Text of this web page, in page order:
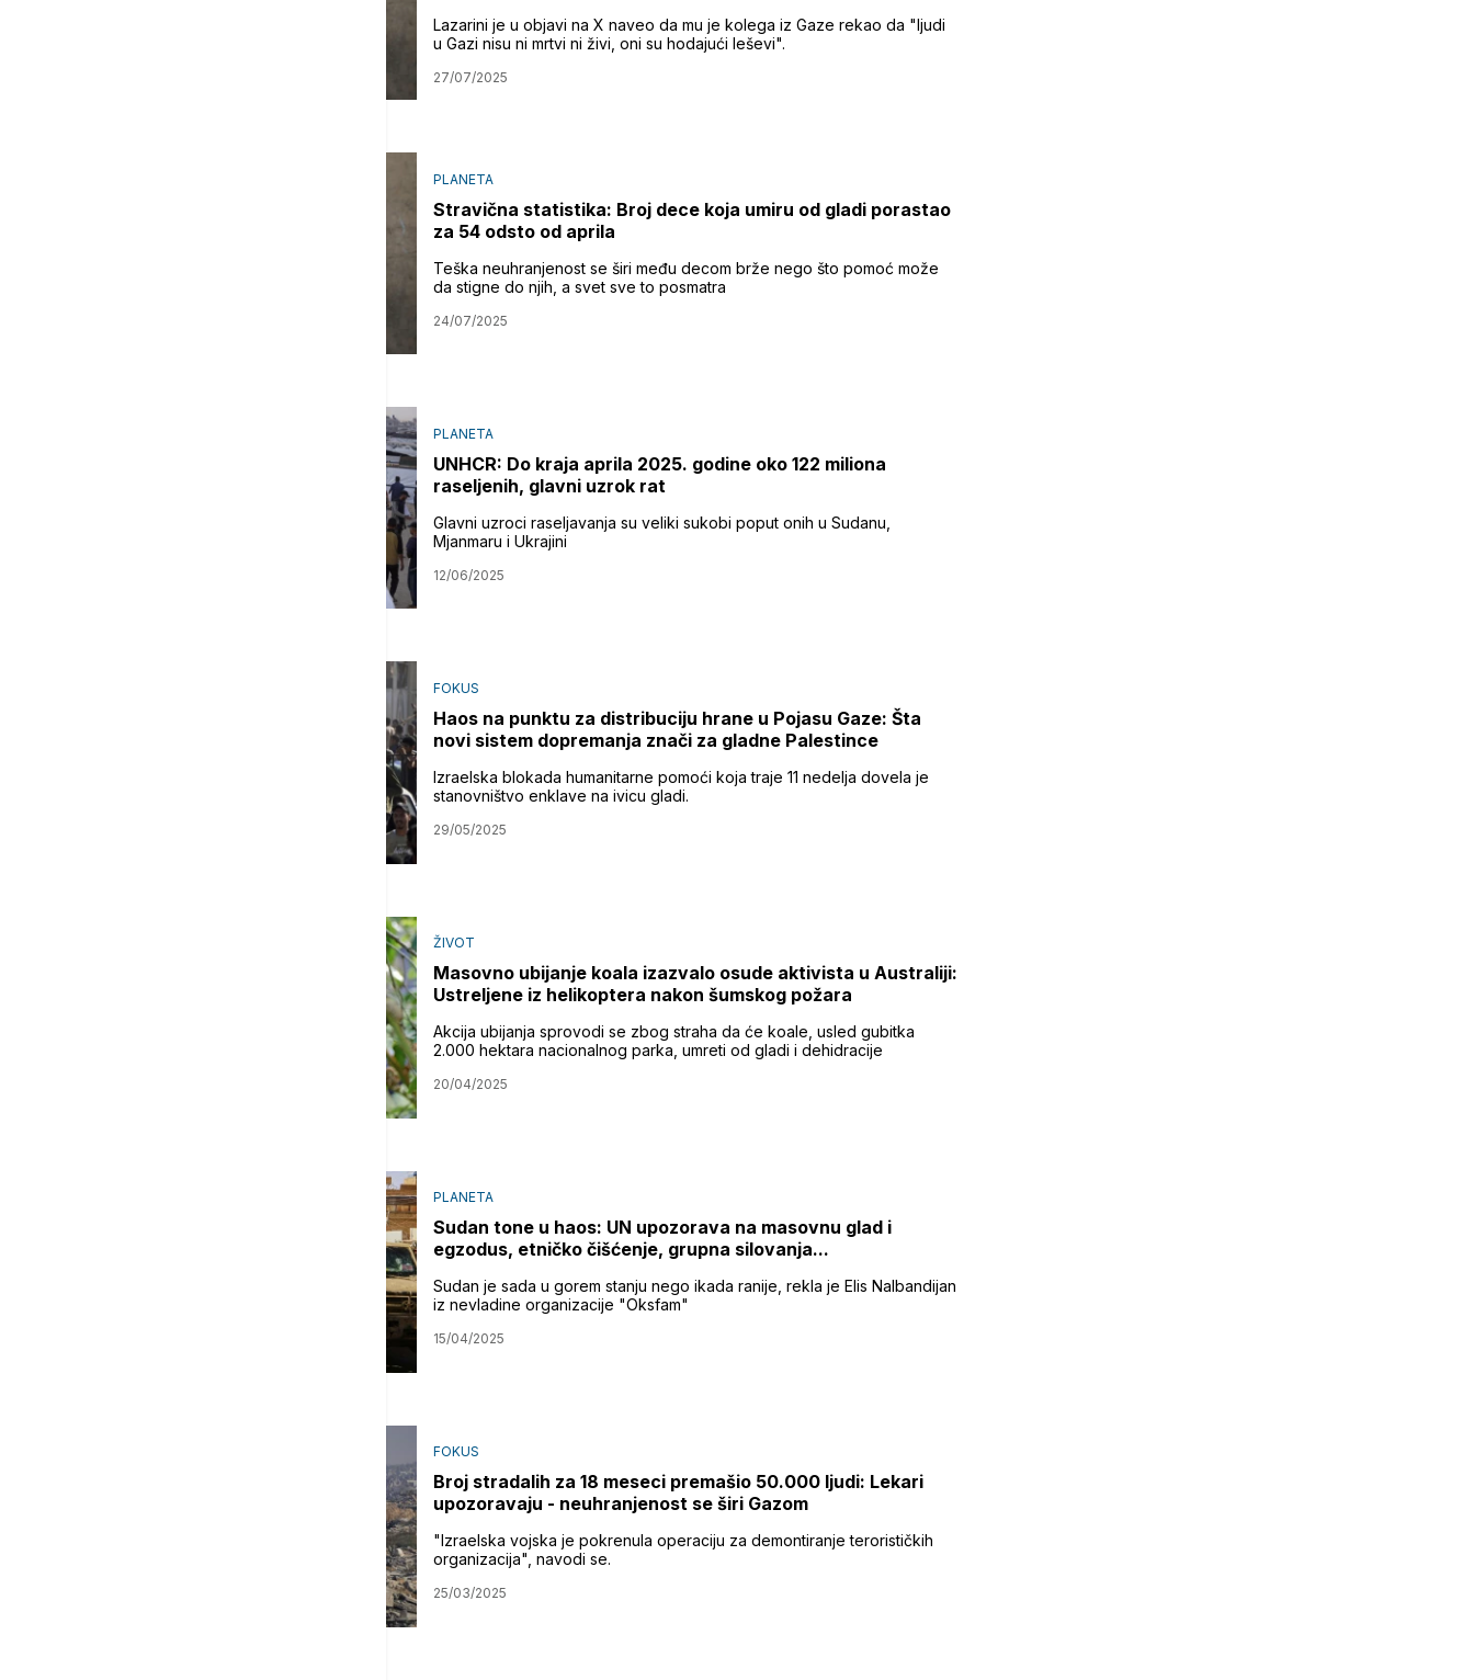
Lazarini je u objavi na X naveo da mu je kolega iz Gaze rekao da "ljudi
u Gazi nisu ni mrtvi ni živi, oni su hodajući leševi".
27/07/2025
PLANETA
Stravična statistika: Broj dece koja umiru od gladi porastao
za 54 odsto od aprila
Teška neuhranjenost se širi među decom brže nego što pomoć može
da stigne do njih, a svet sve to posmatra
24/07/2025
PLANETA
UNHCR: Do kraja aprila 2025. godine oko 122 miliona
raseljenih, glavni uzrok rat
Glavni uzroci raseljavanja su veliki sukobi poput onih u Sudanu,
Mjanmaru i Ukrajini
12/06/2025
FOKUS
Haos na punktu za distribuciju hrane u Pojasu Gaze: Šta
novi sistem dopremanja znači za gladne Palestince
Izraelska blokada humanitarne pomoći koja traje 11 nedelja dovela je
stanovništvo enklave na ivicu gladi.
29/05/2025
ŽIVOT
Masovno ubijanje koala izazvalo osude aktivista u Australiji:
Ustreljene iz helikoptera nakon šumskog požara
Akcija ubijanja sprovodi se zbog straha da će koale, usled gubitka
2.000 hektara nacionalnog parka, umreti od gladi i dehidracije
20/04/2025
PLANETA
Sudan tone u haos: UN upozorava na masovnu glad i
egzodus, etničko čišćenje, grupna silovanja...
Sudan je sada u gorem stanju nego ikada ranije, rekla je Elis Nalbandijan
iz nevladine organizacije "Oksfam"
15/04/2025
FOKUS
Broj stradalih za 18 meseci premašio 50.000 ljudi: Lekari
upozoravaju - neuhranjenost se širi Gazom
"Izraelska vojska je pokrenula operaciju za demontiranje terorističkih
organizacija", navodi se.
25/03/2025